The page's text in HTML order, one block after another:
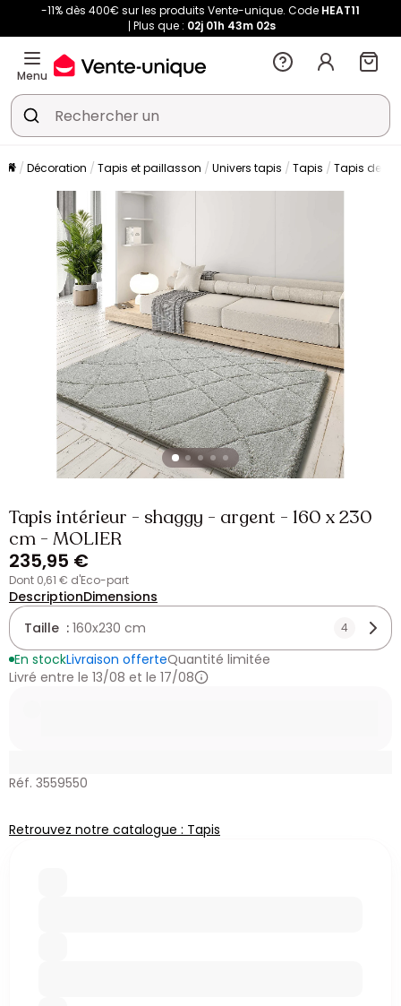
-11% dès 400€ sur les produits Vente-unique. Code HEAT11
Plus que : 02j 01h 43m 01s
Menu
Décoration Tapis et paillasson Univers tapis Tapis Tapis de
Tapis intérieur - shaggy - argent - 160 x 230
cm - MOLIER
235,95 €
dont 0,61 € d'Eco-part
DescriptionDimensions
Taille : 160x230 cm 4
En stockLivraison offerteQuantité limitée
Livré entre le 13/08 et le 17/08
Réf. 3559550
Retrouvez notre catalogue : Tapis